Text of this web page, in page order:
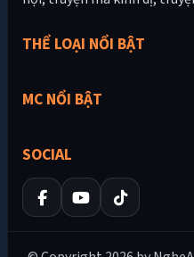
THỂ LOẠI NỔI BẬT
MC NỔI BẬT
SOCIAL